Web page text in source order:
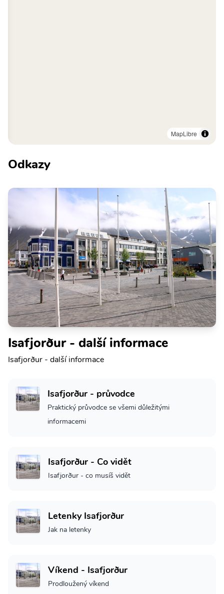
MapLibre
Odkazy
Isafjorður - další informace
Isafjorður - další informace
Isafjorður - průvodce
Praktický průvodce se všemi důležitými
informacemi
Isafjorður - Co vidět
Isafjorður - co musíš vidět
Letenky Isafjorður
Jak na letenky
Víkend - Isafjorður
Prodloužený víkend